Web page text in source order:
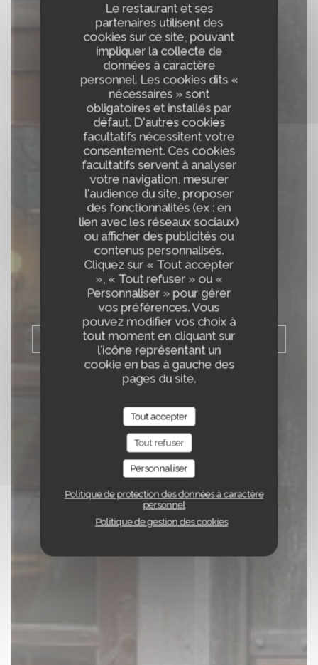
Le restaurant et ses
partenaires utilisent des
cookies sur ce site, pouvant
impliquer la collecte de
données à caractère
personnel. Les cookies dits «
nécessaires » sont
obligatoires et installés par
défaut. D'autres cookies
facultatifs nécessitent votre
consentement. Ces cookies
facultatifs servent à analyser
votre navigation, mesurer
l'audience du site, proposer
des fonctionnalités (ex : en
lien avec les réseaux sociaux)
ou afficher des publicités ou
contenus personnalisés.
Cliquez sur « Tout accepter
», « Tout refuser » ou «
Personnaliser » pour gérer
vos préférences. Vous
pouvez modifier vos choix à
tout moment en cliquant sur
l'icône représentant un
cookie en bas à gauche des
pages du site.
Tout accepter
Tout refuser
Personnaliser
Politique de protection des données à caractère
personnel
Politique de gestion des cookies
BISTROT DE
L'ABBAYE , du coeur
à l'assiette
CUISINE DU MARCHÉ & CAVE À VINS
PONTLEVOY
RÉSERVER